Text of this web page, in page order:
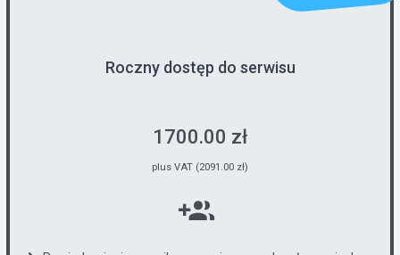
Roczny dostęp do serwisu
1700.00 zł
plus VAT (2091.00 zł)